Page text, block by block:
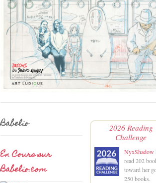
Babelio
En Cours sur
Babelio.com
2026 Reading
Challenge
NyxShadow
read 202
toward her
250 books.